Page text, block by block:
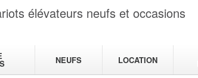
élévateurs neufs et occasions
NEUFS LOCATION